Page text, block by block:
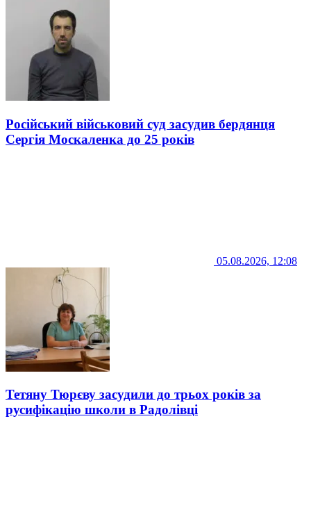
Російський військовий суд засудив бердянця
Сергія Москаленка до 25 років
05.08.2026, 12:08
Тетяну Тюрєву засудили до трьох років за
русифікацію школи в Радолівці